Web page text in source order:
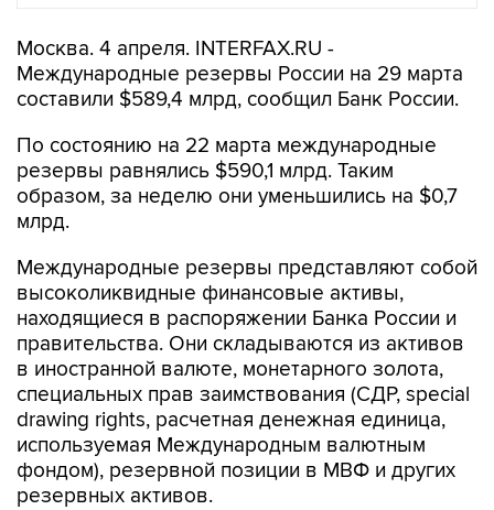
Москва. 4 апреля. INTERFAX.RU -
Международные резервы России на 29 марта
составили $589,4 млрд, сообщил Банк России.
По состоянию на 22 марта международные
резервы равнялись $590,1 млрд. Таким
образом, за неделю они уменьшились на $0,7
млрд.
Международные резервы представляют собой
высоколиквидные финансовые активы,
находящиеся в распоряжении Банка России и
правительства. Они складываются из активов
в иностранной валюте, монетарного золота,
специальных прав заимствования (СДР, special
drawing rights, расчетная денежная единица,
используемая Международным валютным
фондом), резервной позиции в МВФ и других
резервных активов.